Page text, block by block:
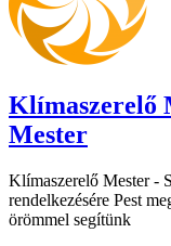
Klímaszerelő
Mester
Klímaszerelő Mester -
rendelkezésére Pest
örömmel segítünk